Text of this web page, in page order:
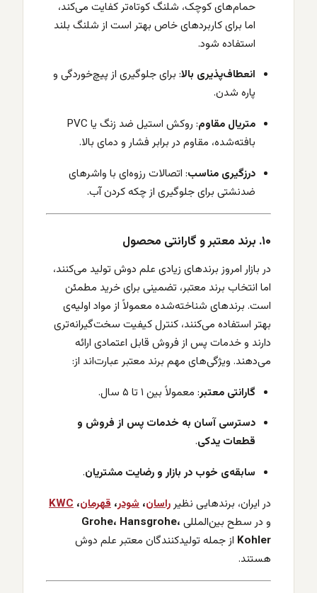
حمام‌های کوچک، شلنگ کوتاه‌تر کفایت می‌کند،
اما برای کاربردهای خاص بهتر است از شلنگ بلند
استفاده شود.
انعطاف‌پذیری بالا: برای جلوگیری از پیچ‌خوردگی و
پاره شدن.
متریال مقاوم
: روکش استیل ضد زنگ یا PVC
بافته‌شده، مقاوم در برابر فشار و دمای بالا.
درزگیری مناسب: اتصالات رزوه‌ای با واشرهای
ضدنشتی برای جلوگیری از چکه کردن آب.
۱۰. برند معتبر و گارانتی محصول
در بازار امروز برندهای زیادی علم دوش تولید می‌کنند،
اما انتخاب برند معتبر، تضمینی برای خرید مطمئن
است. برندهای شناخته‌شده معمولاً از مواد اولیه‌ی
بهتر استفاده می‌کنند، کنترل کیفیت سخت‌گیرانه‌تری
دارند و خدمات پس از فروش قابل اعتمادی ارائه
می‌دهند. ویژگی‌های مهم برند معتبر عبارت‌اند از:
گارانتی معتبر: معمولاً بین ۱ تا ۵ سال.
دسترسی آسان به خدمات پس از فروش و
قطعات یدکی.
سابقه‌ی خوب در بازار و رضایت مشتریان.
در ایران، برندهایی نظیر راسان، شودر، قهرمان، KWC
و در سطح بین‌المللی Grohe، Hansgrohe،
Kohler از جمله تولیدکنندگان معتبر علم دوش
هستند.